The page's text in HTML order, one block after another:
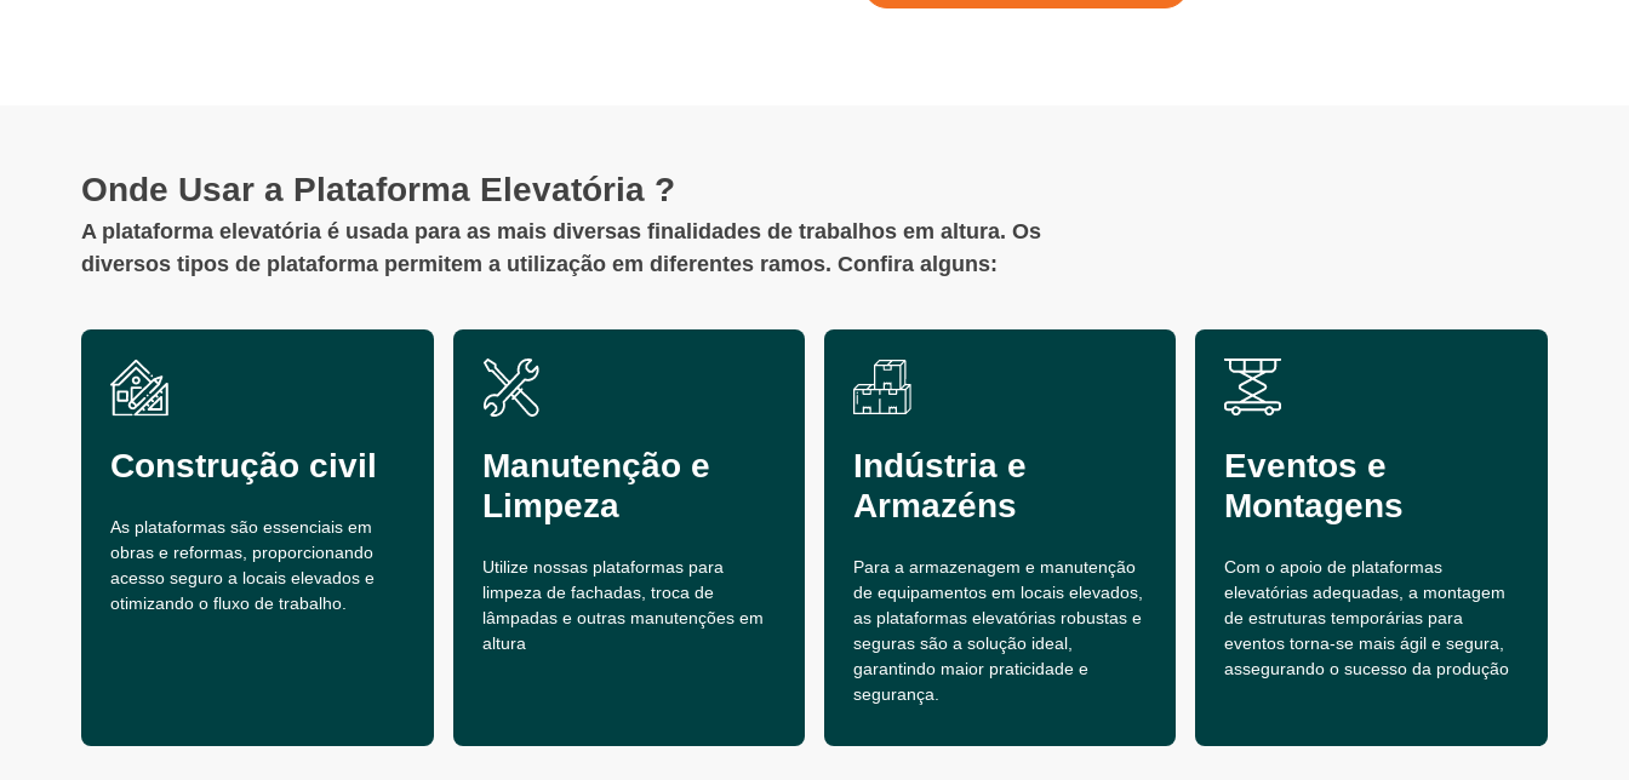
Onde Usar a Plataforma Elevatória ?
A plataforma elevatória é usada para as mais diversas finalidades de trabalhos em altura. Os
diversos tipos de plataforma permitem a utilização em diferentes ramos. Confira alguns:
Construção civil
As plataformas são essenciais em
obras e reformas, proporcionando
acesso seguro a locais elevados e
otimizando o fluxo de trabalho.
Manutenção e
Limpeza
Utilize nossas plataformas para
limpeza de fachadas, troca de
lâmpadas e outras manutenções em
altura
Indústria e
Armazéns
Para a armazenagem e manutenção
de equipamentos em locais elevados,
as plataformas elevatórias robustas e
seguras são a solução ideal,
garantindo maior praticidade e
segurança.
Eventos e
Montagens
Com o apoio de plataformas
elevatórias adequadas, a montagem
de estruturas temporárias para
eventos torna-se mais ágil e segura,
assegurando o sucesso da produção